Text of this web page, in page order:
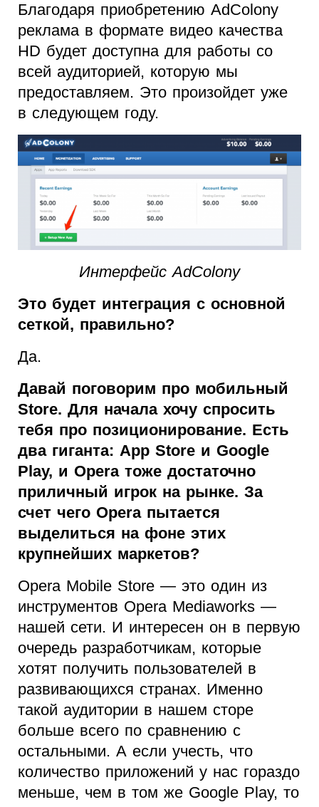
Благодаря приобретению AdColony
реклама в формате видео качества
HD будет доступна для работы со
всей аудиторией, которую мы
предоставляем. Это произойдет уже
в следующем году.
Интерфейс AdColony
Это будет интеграция с основной
сеткой, правильно?
Да.
Давай поговорим про мобильный
Store. Для начала хочу спросить
тебя про позиционирование. Есть
два гиганта: App Store и Google
Play, и Opera тоже достаточно
приличный игрок на рынке. За
счет чего Opera пытается
выделиться на фоне этих
крупнейших маркетов?
Opera Mobile Store — это один из
инструментов Opera Mediaworks —
нашей сети. И интересен он в первую
очередь разработчикам, которые
хотят получить пользователей в
развивающихся странах. Именно
такой аудитории в нашем сторе
больше всего по сравнению с
остальными. А если учесть, что
количество приложений у нас гораздо
меньше, чем в том же Google Play, то